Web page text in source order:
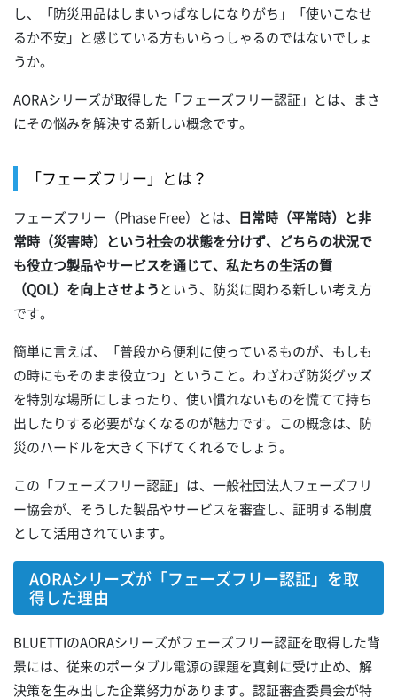
し、「防災用品はしまいっぱなしになりがち」「使いこなせ
るか不安」と感じている方もいらっしゃるのではないでしょ
うか。
AORAシリーズが取得した「フェーズフリー認証」とは、まさ
にその悩みを解決する新しい概念です。
「フェーズフリー」とは？
フェーズフリー（Phase Free）とは、 日常時（平常時）と非
常時（災害時）という社会の状態を分けず、どちらの状況で
も役立つ製品やサービスを通じて、私たちの生活の質
（QOL）を向上させようという、防災に関わる新しい考え方
です。
簡単に言えば、「普段から便利に使っているものが、もしも
の時にもそのまま役立つ」ということ。わざわざ防災グッズ
を特別な場所にしまったり、使い慣れないものを慌てて持ち
出したりする必要がなくなるのが魅力です。この概念は、防
災のハードルを大きく下げてくれるでしょう。
この「フェーズフリー認証」は、一般社団法人フェーズフリ
ー協会が、そうした製品やサービスを審査し、証明する制度
として活用されています。
AORAシリーズが「フェーズフリー認証」を取
得した理由
BLUETTIのAORAシリーズがフェーズフリー認証を取得した背
景には、従来のポータブル電源の課題を真剣に受け止め、解
決策を生み出した企業努力があります。認証審査委員会が特